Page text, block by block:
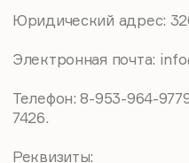
30 мин